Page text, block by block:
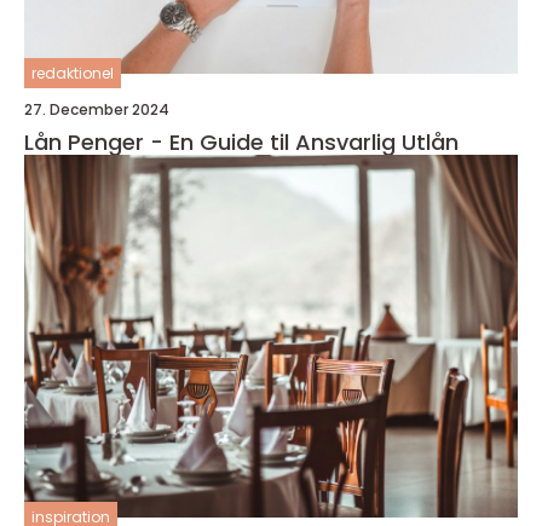
redaktionel
27. December 2024
Lån Penger - En Guide til Ansvarlig Utlån
inspiration